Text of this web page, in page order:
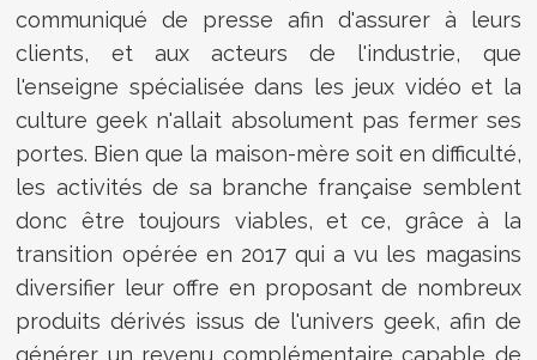
communiqué de presse afin d'assurer à leurs
clients, et aux acteurs de l'industrie, que
l'enseigne spécialisée dans les jeux vidéo et la
culture geek n'allait absolument pas fermer ses
portes. Bien que la maison-mère soit en difficulté,
les activités de sa branche française semblent
donc être toujours viables, et ce, grâce à la
transition opérée en 2017 qui a vu les magasins
diversifier leur offre en proposant de nombreux
produits dérivés issus de l'univers geek, afin de
générer un revenu complémentaire capable de